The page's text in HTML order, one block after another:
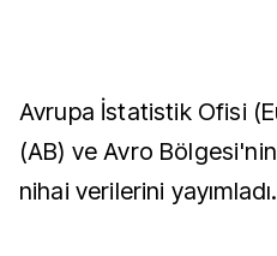
Avrupa İstatistik Ofisi (Eurostat), Avrupa Birliği
(AB) ve Avro
nihai verilerini yayımladı.